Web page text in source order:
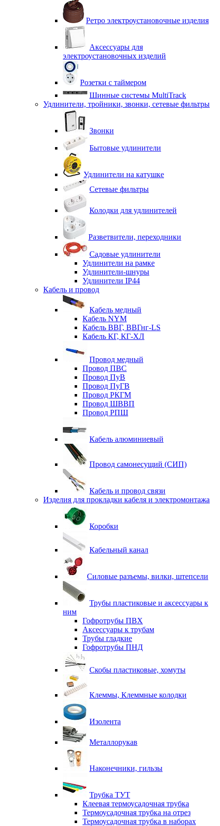
Ретро электроустановочные изделия
Аксессуары для
электроустановочных изделий
Розетки с таймером
Шинные системы MultiTrack
Удлинители, тройники, звонки, сетевые фильтры
Звонки
Бытовые удлинители
Удлинители на катушке
Сетевые фильтры
Колодки для удлинителей
Разветвители, переходники
Садовые удлинители
Удлинители на рамке
Удлинители-шнуры
Удлинители IP44
Кабель и провод
Кабель медный
Кабель NYM
Кабель ВВГ, ВВГнг-LS
Кабель КГ, КГ-ХЛ
Провод медный
Провод ПВС
Провод ПуВ
Провод ПуГВ
Провод РКГМ
Провод ШВВП
Провод РПШ
Кабель алюминиевый
Провод самонесущий (СИП)
Кабель и провод связи
Изделия для прокладки кабеля и электромонтажа
Коробки
Кабельный канал
Силовые разъемы, вилки, штепсели
Трубы пластиковые и аксессуары к
ним
Гофротрубы ПВХ
Аксессуары к трубам
Трубы гладкие
Гофротрубы ПНД
Скобы пластиковые, хомуты
Клеммы, Клеммные колодки
Изолента
Металлорукав
Наконечники, гильзы
Трубка ТУТ
Клеевая термоусадочная трубка
Термоусадочная трубка на отрез
Термоусадочная трубка в наборах